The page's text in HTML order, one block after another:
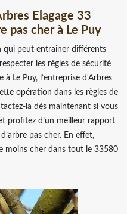
Elagage 33
pas cher à Le Puy
qui peut entrainer différents
les règles de sécurité
à Le Puy, l’entreprise d'Arbres
opération dans les règles de
la dès maintenant si vous
profitez d’un meilleur rapport
pas cher. En effet,
moins cher dans tout le 33580